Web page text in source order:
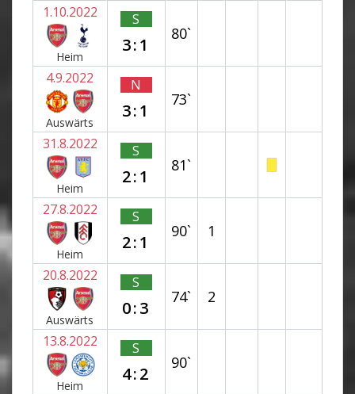
1.10.2022
Heim
S
3:1
80`
4.9.2022
Auswärts
N
3:1
73`
31.8.2022
Heim
S
2:1
81`
27.8.2022
Heim
S
2:1
90` 1
20.8.2022
Auswärts
S
0:3
74` 2
13.8.2022
Heim
S
4:2
90`